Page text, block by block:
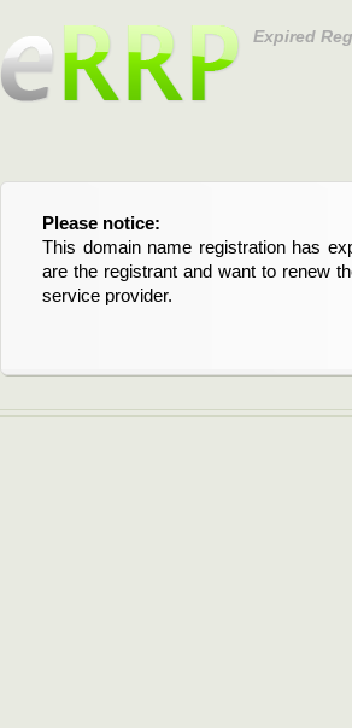
Expired
Please notice:
This domain name registration has
are the registrant and want to renew
service provider.
Bitte beachten Sie:
Diese Domainregistrierung ist
Domain stehen an. Wenn Sie der
verlängern möchten, kontaktieren Sie